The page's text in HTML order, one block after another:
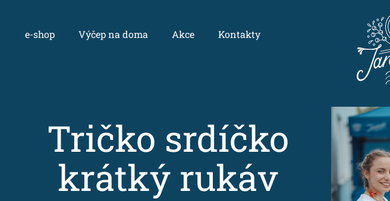
obsahe-shop Výčep na doma Akce Kontakty
Tričko srdíčko
krátký rukáv